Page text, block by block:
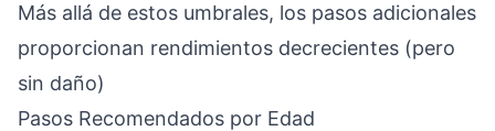
Más allá de estos umbrales, los pasos adicionales
proporcionan rendimientos decrecientes (pero
sin daño)
Pasos Recomendados por Edad